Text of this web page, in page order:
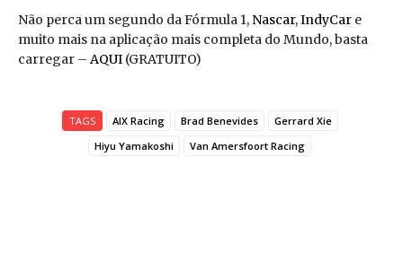
Não perca um segundo da Fórmula 1, Nascar,IndyCar e
muito mais na aplicação mais completa do Mundo, basta
carregar – AQUI (GRATUITO)
TAGS AIX Racing Brad Benevides
Gerrard Xie
Hiyu Yamakoshi
Van Amersfoort Racing